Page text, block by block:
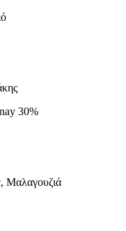
30%
Μαλαγουζιά